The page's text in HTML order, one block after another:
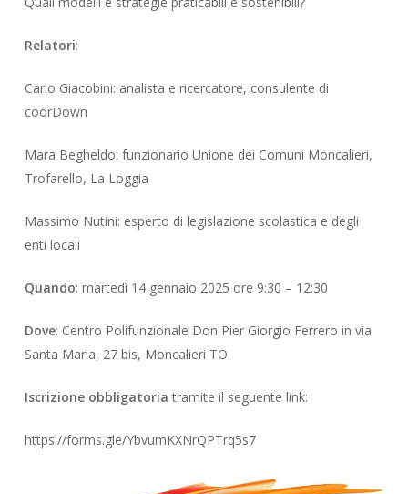
Relatori:
Carlo Giacobini: analista e ricercatore, consulente di
coorDown
Mara Begheldo: funzionario Unione dei Comuni Moncalieri,
Trofarello, La Loggia
Massimo Nutini: esperto di legislazione scolastica e degli
enti locali
Quando: martedì 14 gennaio 2025 ore 9:30 – 12:30
Dove: Centro Polifunzionale Don Pier Giorgio Ferrero in via
Santa Maria, 27 bis, Moncalieri TO
Iscrizione obbligatoria tramite il seguente link:
https://forms.gle/YbvumKXNrQPTrq5s7